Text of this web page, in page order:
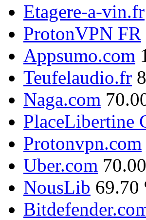
Etagere-a-vin.fr
ProtonVPN FR
Appsumo.com
Teufelaudio.fr
Naga.com
PlaceLibertine
Protonvpn.com
Uber.com
NousLib 69.70